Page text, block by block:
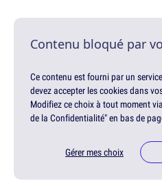
Contenu bloqué par
Ce contenu est fourni par un
devez accepter les cookies dans
Modifiez ce choix à tout moment
de la Confidentialité" en bas de
Gérer mes choix